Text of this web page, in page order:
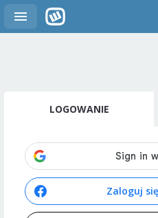
LOGOWANIE
Zaloguj